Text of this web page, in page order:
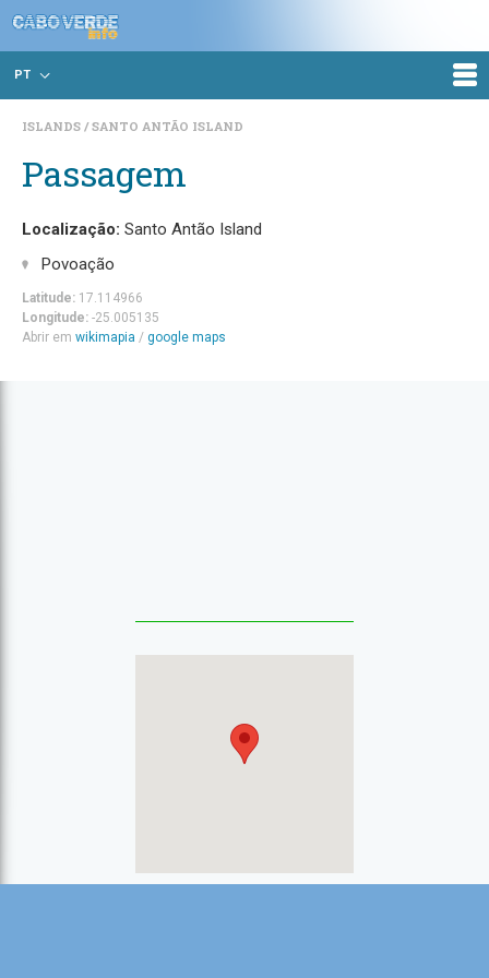
PT
ISLANDS SANTO ANTÃO ISLAND
Passagem
Localização: Santo Antão Island
Povoação
Latitude: 17.114966
Longitude: -25.005135
Abrir em wikimapia / google maps